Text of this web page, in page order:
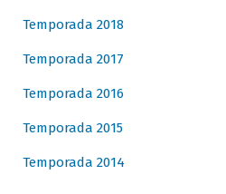
Temporada 2018
Temporada 2017
Temporada 2016
Temporada 2015
Temporada 2014